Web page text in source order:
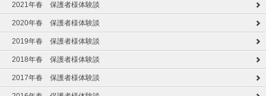
2021年春 保護者様体験談
2020年春 保護者様体験談
2019年春 保護者様体験談
2018年春 保護者様体験談
2017年春 保護者様体験談